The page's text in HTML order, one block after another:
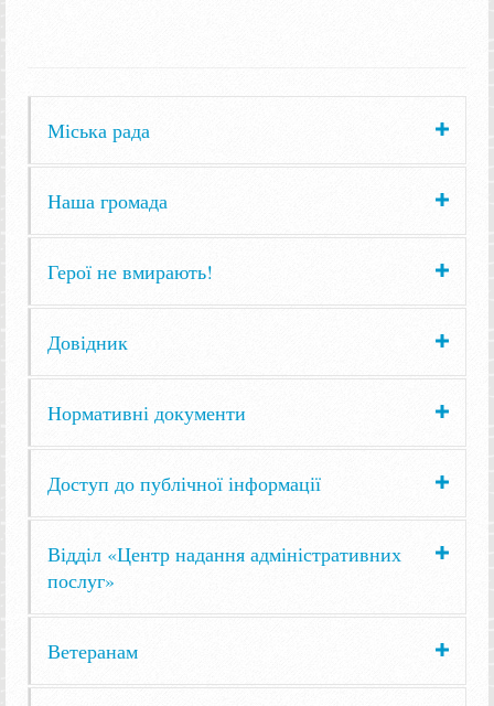
Міська рада
Наша громада
Герої не вмирають!
Довідник
Нормативні документи
Доступ до публічної інформації
Відділ «Центр надання адміністративних
послуг»
Ветеранам